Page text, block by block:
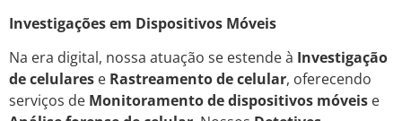
Investigações em Dispositivos Móveis
Na era digital, nossa atuação se estende à Investigação
de celulares e Rastreamento de celular, oferecendo
serviços de Monitoramento de dispositivos móveis e